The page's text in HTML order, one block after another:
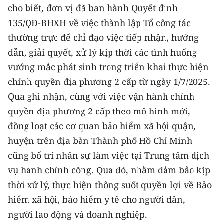
Chuyên trang TP. Hồ Chí Minh
CHUYÊN ĐỀ
CÁC CHUYÊN TRANG
VỀ BÁO NHÂN DÂN
THỜI NAY
NHÂN DÂN CUỐI TUẦN
NHÂN DÂN HẰNG THÁNG
MUA BÁO
ĐỌC BÁO IN
cho biết, đơn vị đã ban hành Quyết định
135/QĐ-BHXH về việc thành lập Tổ công tác
thường trực để chỉ đạo việc tiếp nhận, hướng
dẫn, giải quyết, xử lý kịp thời các tình huống
vướng mắc phát sinh trong triển khai thực hiện
chính quyền địa phương 2 cấp từ ngày 1/7/2025.
Qua ghi nhận, cùng với việc vận hành chính
quyền địa phương 2 cấp theo mô hình mới,
đồng loạt các cơ quan bảo hiểm xã hội quận,
huyện trên địa bàn Thành phố Hồ Chí Minh
cũng bố trí nhân sự làm việc tại Trung tâm dịch
vụ hành chính công. Qua đó, nhằm đảm bảo kịp
thời xử lý, thực hiện thông suốt quyền lợi về Bảo
hiểm xã hội, bảo hiểm y tế cho người dân,
người lao động và doanh nghiệp.